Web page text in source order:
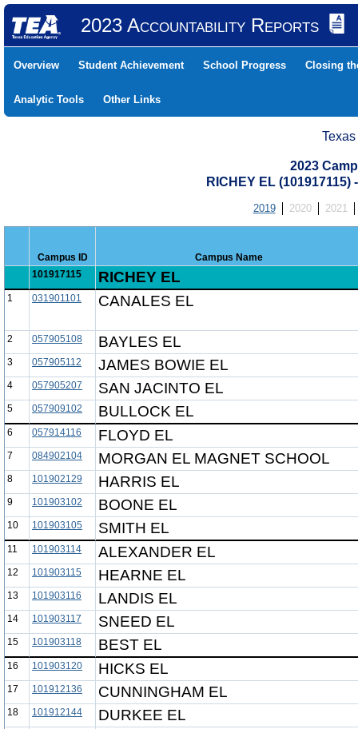
2023 Accountability Reports
Overview Student Achievement School Progress Closing
Analytic Tools Other Links
2023
RICHEY EL
2019 2020 2021
Campus ID
Campus Name
101917115
RICHEY EL
1 031901101 CANALES EL
2 057905108 BAYLES EL
3 057905112 JAMES BOWIE EL
4 057905207 SAN JACINTO EL
5 057909102 BULLOCK EL
6 057914116 FLOYD EL
7 084902104 MORGAN EL MAGNET SCHOOL
8 101902129 HARRIS EL
9 101903102 BOONE EL
10 101903105 SMITH EL
11 101903114 ALEXANDER EL
12 101903115 HEARNE EL
13 101903116 LANDIS EL
14 101903117 SNEED EL
15 101903118 BEST EL
16 101903120 HICKS EL
17 101912136 CUNNINGHAM EL
18 101912144 DURKEE EL